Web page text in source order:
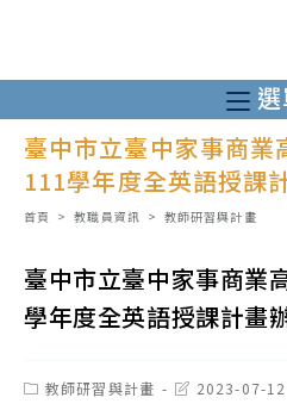
至
主
臺中市立臺中家事商業
111學年度全英語授課
首頁 > 教職員資訊 > 教師研習與計畫
臺中市立臺中家事商業
學年度全英語授課計畫
Post教師研習與計畫
Post2023-07-12